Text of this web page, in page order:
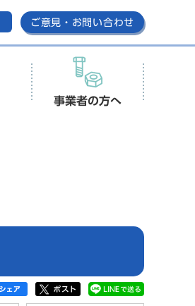
ご意見・お問い合わせ
事業者の方へ